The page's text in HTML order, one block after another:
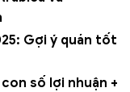
Gợi ý quán tốt
số lợi nhuận +